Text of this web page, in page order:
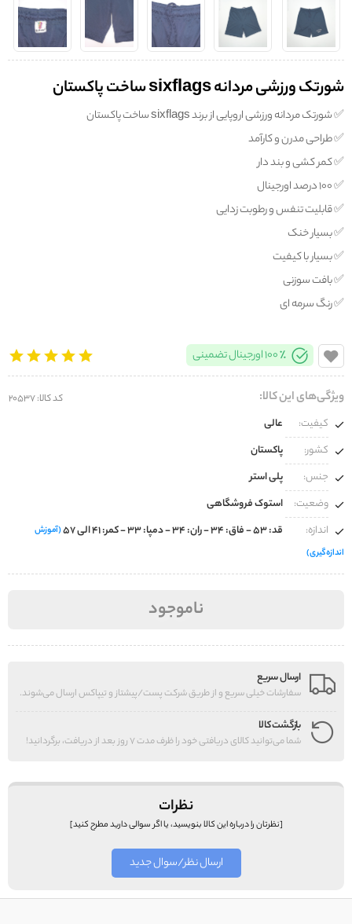
شورتک ورزشی مردانه sixflags ساخت پاکستان
✅️ شورتک مردانه ورزشی اروپایی از برند sixflags ساخت پاکستان
✅️ طراحی مدرن و کارآمد
✅️ کمر کشی و بند دار
✅️ 100 درصد اورجینال
✅️ قابلیت تنفس و رطوبت زدایی
✅️ بسیار خنک
✅️ بسیار با کیفیت
✅️ بافت سوزنی
✅️ رنگ سرمه ای
100% اورجینال تضمینی
ویژگی‌های این کالا: کد کالا: 20537
کیفیت:
عالی
کشور:
پاکستان
جنس:
پلی استر
وضعیت:
استوک فروشگاهی
اندازه:
قد: 53 - فاق: 34 - ران: 34 - دمپا: 33 - کمر: 41 الی 57
(آموزش
اندازه‌گیری)
ناموجود
ارسال سریع
سفارشات خیلی سریع و از طریق شرکت پست/پیشتاز و تیپاکس ارسال می‌شوند.
بازگشت کالا
شما می‌توانید کالای دریافتی خود را ظرف مدت 7 روز بعد از دریافت، برگردانید!
نظرات
[نظرتان را درباره این کالا بنویسید، یا اگر سوالی دارید مطرح کنید]
ارسال نظر/سوال جدید